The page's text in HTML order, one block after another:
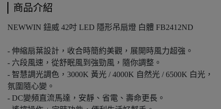
商品介紹
NEWWIN 鈕威 42吋 LED 隱形吊扇燈 白體 FB2412ND
- 伸縮扇葉設計，收合時簡約美觀，展開時風力超強。
- 六段風速，從舒眠風到強勁風，隨你調整。
- 智慧調光調色，3000K 黃光 / 4000K 自然光 / 6500K 白光，
氛圍隨心變。
- DC變頻直流馬達，安靜、省電、壽命更長。